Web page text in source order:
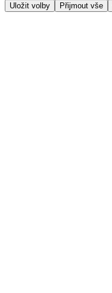
Uložit volby Přijmout vše